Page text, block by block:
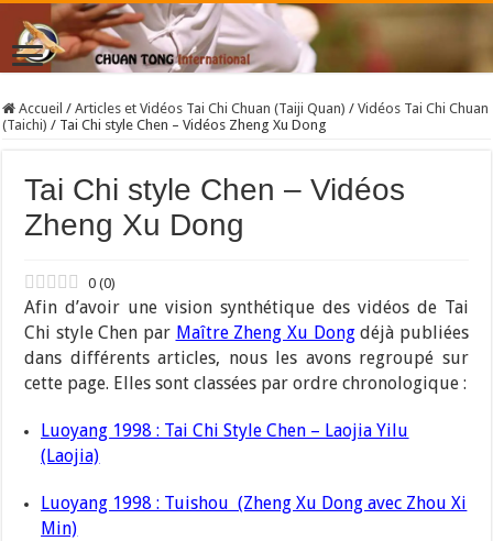
Accueil / Articles et Vidéos Tai Chi Chuan (Taiji Quan) / Vidéos Tai Chi Chuan
(Taichi) / Tai Chi style Chen – Vidéos Zheng Xu Dong
Tai Chi style Chen – Vidéos
Zheng Xu Dong
0 (0)
Afin d’avoir une vision synthétique des vidéos de Tai
Chi style Chen par Maître Zheng Xu Dongdéjà publiées
dans différents articles, nous les avons regroupé sur
cette page. Elles sont classées par ordre chronologique :
Luoyang 1998 : Tai Chi Style Chen – Laojia Yilu
(Laojia)
Luoyang 1998 : Tuishou (Zheng Xu Dong avec Zhou Xi
Min)